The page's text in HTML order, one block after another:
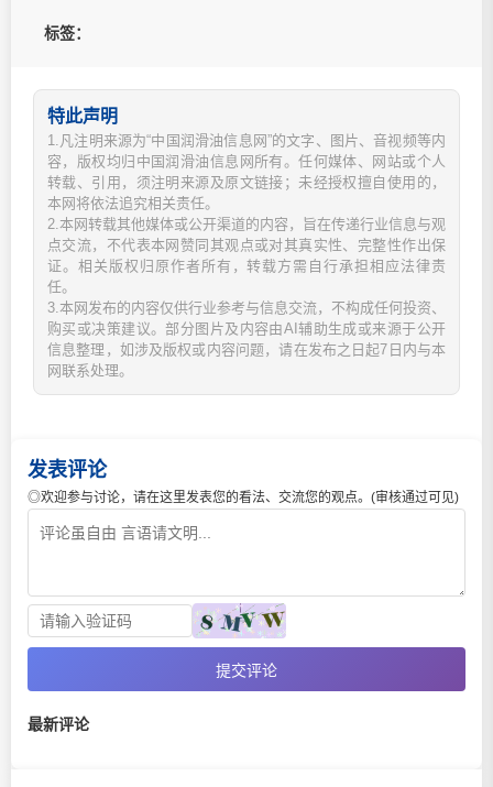
标签：
特此声明
1.凡注明来源为“中国润滑油信息网”的文字、图片、音视频等内
容，版权均归中国润滑油信息网所有。任何媒体、网站或个人
转载、引用，须注明来源及原文链接；未经授权擅自使用的，
本网将依法追究相关责任。
2.本网转载其他媒体或公开渠道的内容，旨在传递行业信息与观
点交流，不代表本网赞同其观点或对其真实性、完整性作出保
证。相关版权归原作者所有，转载方需自行承担相应法律责
任。
3.本网发布的内容仅供行业参考与信息交流，不构成任何投资、
购买或决策建议。部分图片及内容由AI辅助生成或来源于公开
信息整理，如涉及版权或内容问题，请在发布之日起7日内与本
网联系处理。
发表评论
◎欢迎参与讨论，请在这里发表您的看法、交流您的观点。(审核通过可见)
提交评论
最新评论